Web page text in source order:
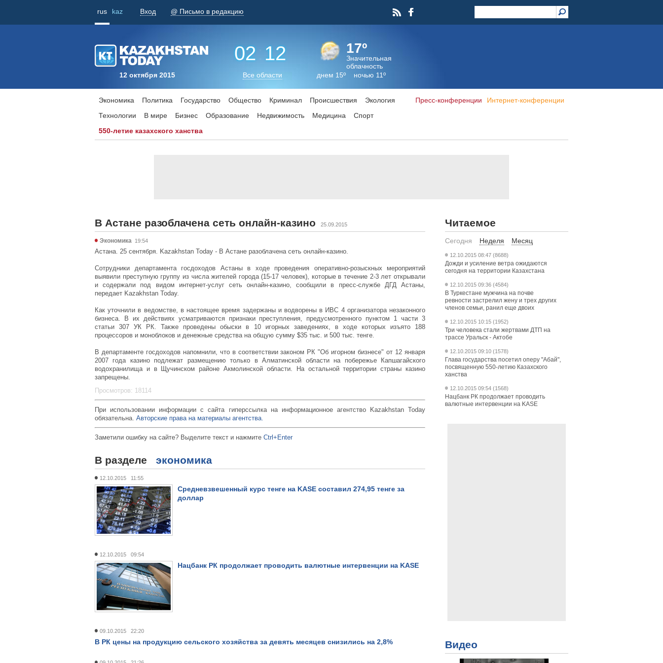
rus kaz Вход @ Письмо в редакцию
12 октября 2015
02 12
Все области
17º
Значительная
облачность
днем 15º ночью 11º
Экономика Политика Государство Общество Криминал Происшествия
Экология
Технологии
В мире Бизнес Образование Недвижимость Медицина
Спорт
550-летие казахского ханства
Пресс-конференции Интернет-конференции
В Астане разоблачена сеть онлайн-казино 25.09.2015
Экономика 19:54
Астана. 25 сентября. Kazakhstan Today - В Астане разоблачена сеть онлайн-казино.
Сотрудники департамента госдоходов Астаны в ходе проведения оперативно-розыскных мероприятий
выявили преступную группу из числа жителей города (15-17 человек), которые в течение 2-3 лет открывали
и содержали под видом интернет-услуг сеть онлайн-казино, сообщили в пресс-службе ДГД Астаны,
передает Kazakhstan Today.
Как уточнили в ведомстве, в настоящее время задержаны и водворены в ИВС 4 организатора незаконного
бизнеса. В их действиях усматриваются признаки преступления, предусмотренного пунктом 1 части 3
статьи 307 УК РК. Также проведены обыски в 10 игорных заведениях, в ходе которых изъято 188
процессоров и моноблоков и денежные средства на общую сумму $35 тыс. и 500 тыс. тенге.
В департаменте госдоходов напомнили, что в соответствии законом РК "Об игорном бизнесе" от 12 января
2007 года казино подлежат размещению только в Алматинской области на побережье Капшагайского
водохранилища и в Щучинском районе Акмолинской области. На остальной территории страны казино
запрещены.
Просмотров: 18114
При использовании информации с сайта гиперссылка на информационное агентство Kazakhstan Today
обязательна. Авторские права на материалы агентства.
Заметили ошибку на сайте? Выделите текст и нажмите Ctrl+Enter
В разделе экономика
12.10.2015 11:55
Средневзвешенный курс тенге на KASE составил 274,95 тенге за
доллар
12.10.2015 09:54
Нацбанк РК продолжает проводить валютные интервенции на KASE
09.10.2015 22:20
В РК цены на продукцию сельского хозяйства за девять месяцев снизились на 2,8%
Читаемое
Сегодня Неделя Месяц
12.10.2015 08:47 (8688)
Дожди и усиление ветра ожидаются
сегодня на территории Казахстана
12.10.2015 09:36 (4584)
В Туркестане мужчина на почве
ревности застрелил жену и трех других
членов семьи, ранил еще двоих
12.10.2015 10:15 (1952)
Три человека стали жертвами ДТП на
трассе Уральск - Актобе
12.10.2015 09:10 (1578)
Глава государства посетил оперу "Абай",
посвященную 550-летию Казахского
ханства
12.10.2015 09:54 (1568)
Нацбанк РК продолжает проводить
валютные интервенции на KASE
Видео